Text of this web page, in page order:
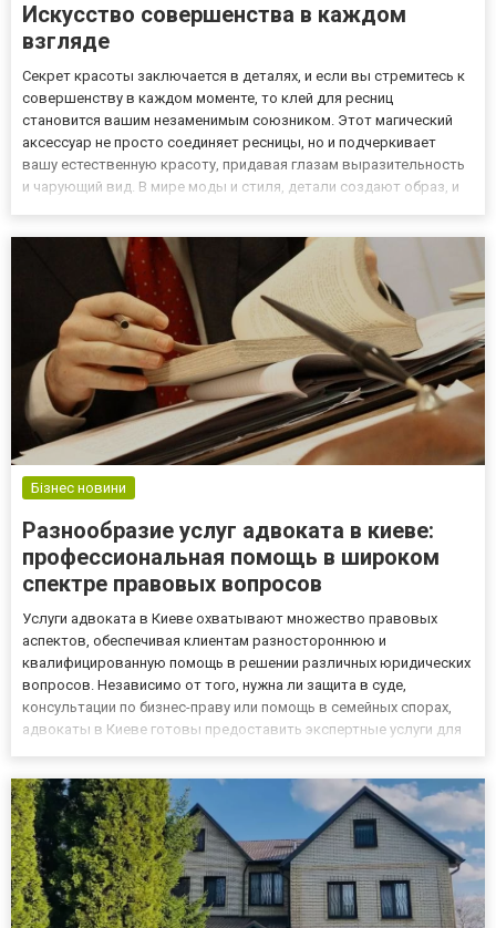
Искусство совершенства в каждом
взгляде
Секрет красоты заключается в деталях, и если вы стремитесь к
совершенству в каждом моменте, то клей для ресниц
становится вашим незаменимым союзником. Этот магический
аксессуар не просто соединяет ресницы, но и подчеркивает
вашу естественную красоту, придавая глазам выразительность
и чарующий вид. В мире моды и стиля, детали создают образ, и
неповторимости Когд...
Бізнес новини
Разнообразие услуг адвоката в киеве:
профессиональная помощь в широком
спектре правовых вопросов
Услуги адвоката в Киеве охватывают множество правовых
аспектов, обеспечивая клиентам разностороннюю и
квалифицированную помощь в решении различных юридических
вопросов. Независимо от того, нужна ли защита в суде,
консультации по бизнес-праву или помощь в семейных спорах,
адвокаты в Киеве готовы предоставить экспертные услуги для
представительство в суде, конс...